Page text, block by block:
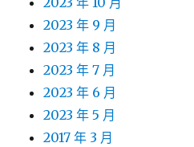
2023 年 9 月
2023 年 8 月
2023 年 7 月
2023 年 6 月
2023 年 5 月
2017 年 3 月